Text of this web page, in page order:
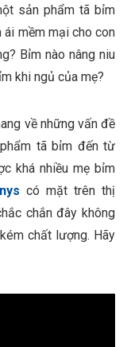
sản phẩm tã bỉm
ái mềm mại cho con
Bỉm nào nâng niu
khi ngủ của mẹ?
về những vấn đề
tã bỉm đến từ
khá nhiều mẹ bỉm
có mặt trên thị
chắn đây không
chất lượng. Hãy